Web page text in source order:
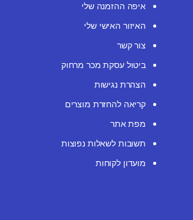
איפה ההזמנה שלי
האיזור האישי שלי
צור קשר
ביטול עסקת מכר מרחוק
הצהרת נגישות
קריאה להחזרת מוצרים
מפת אתר
תשובות לשאלות נפוצות
מועדון לקוחות